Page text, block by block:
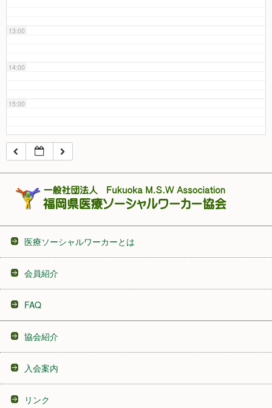
13:00
14:00
15:00
16:00
21:00
23:00
医療ソーシャルワーカーとは
会員紹介
FAQ
協会紹介
入会案内
リンク